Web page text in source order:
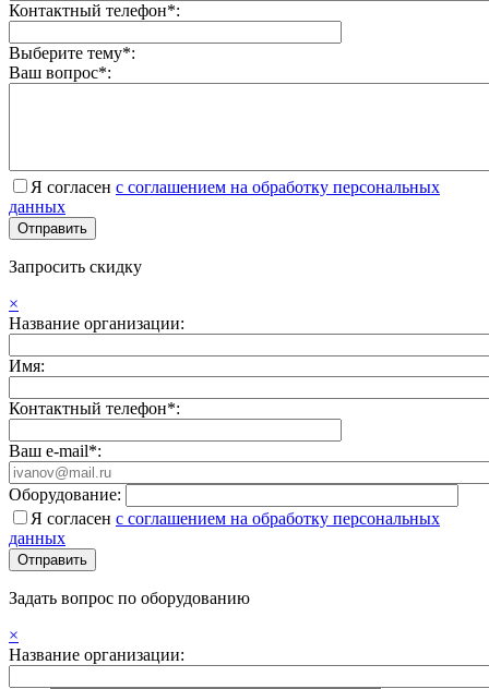
Контактный телефон*:
Выберите тему*:
Ваш вопрос*:
Я согласен с соглашением на обработку персональных
данных
Запросить скидку
×
Название организации:
Имя:
Контактный телефон*:
Ваш e-mail*:
Оборудование:
Я согласен с соглашением на обработку персональных
данных
Задать вопрос по оборудованию
×
Название организации: